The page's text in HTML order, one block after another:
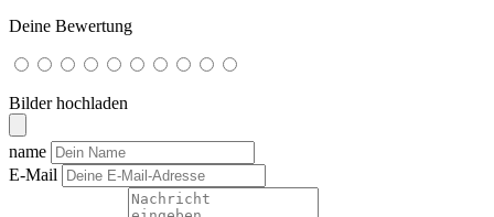
Deine Bewertung
Bilder hochladen
name
E-Mail